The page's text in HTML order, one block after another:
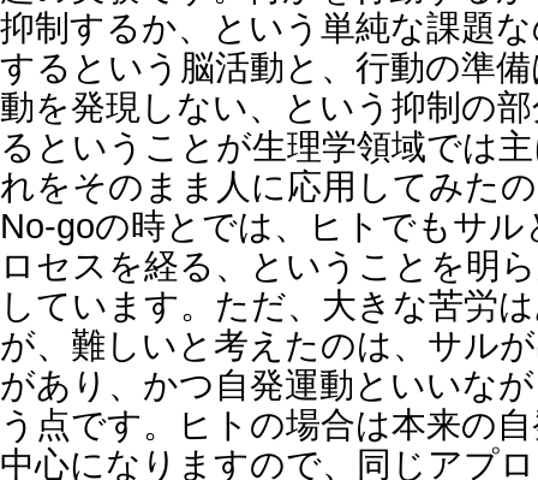
抑制するか、という単純な課題
するという脳活動と、行動の準
動を発現しない、という抑制の
るということが生理学領域では
れをそのまま人に応用してみた
No-goの時とでは、ヒトでもサ
ロセスを経る、ということを明
しています。ただ、大きな苦労
が、難しいと考えたのは、サル
があり、かつ自発運動といいな
う点です。ヒトの場合は本来の
中心になりますので、同じアプ